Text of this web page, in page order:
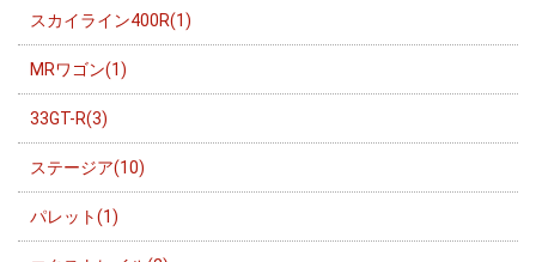
スカイライン400R(1)
MRワゴン(1)
33GT-R(3)
ステージア(10)
パレット(1)